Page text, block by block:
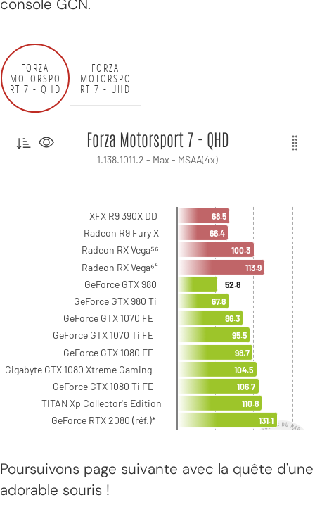
Poursuivons page suivante avec la quête d'une
adorable souris !